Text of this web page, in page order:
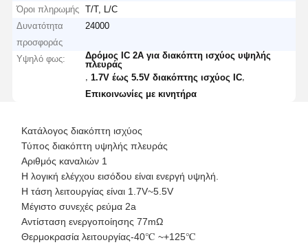
Όροι πληρωμής
T/T, L/C
Δυνατότητα
προσφοράς
24000
Υψηλό φως:
Δρόμος IC 2A για διακόπτη ισχύος υψηλής
πλευράς
,1.7V έως 5.5V διακόπτης ισχύος IC
Επικοινωνίες με κινητήρα
Κατάλογος διακόπτη ισχύος
Τύπος διακόπτη υψηλής πλευράς
Αριθμός καναλιών 1
Η λογική ελέγχου εισόδου είναι ενεργή υψηλή.
Η τάση λειτουργίας είναι 1.7V~5.5V
Μέγιστο συνεχές ρεύμα 2a
Αντίσταση ενεργοποίησης 77mΩ
Θερμοκρασία λειτουργίας-40℃ ~+125℃